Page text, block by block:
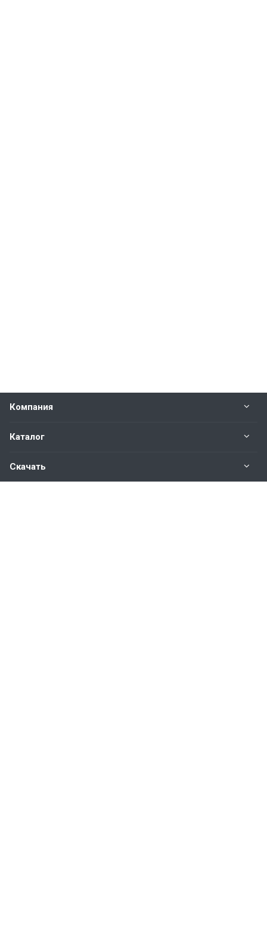
Компания
Каталог
Скачать